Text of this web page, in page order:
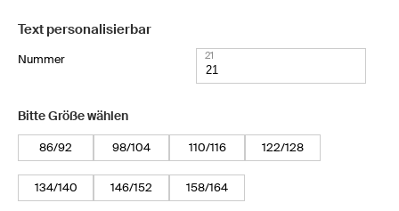
Text personalisierbar
Nummer 21
Bitte Größe wählen
86/92 98/104 110/116 122/128
134/140 146/152 158/164